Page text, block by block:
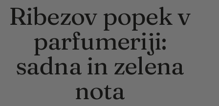
Ribezov popek v
parfumeriji:
sadna in zelena
nota